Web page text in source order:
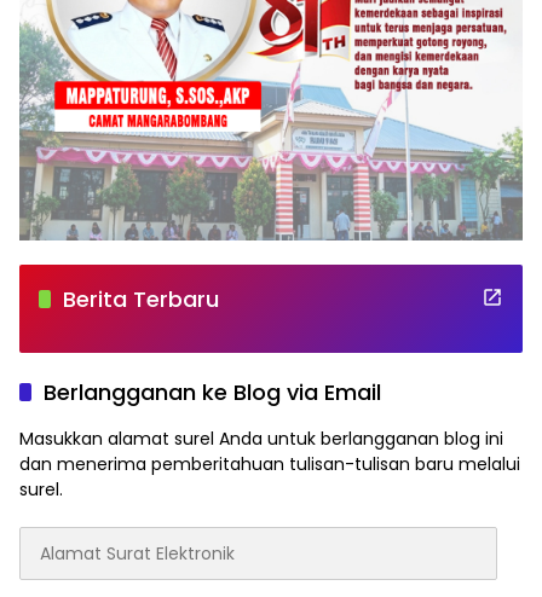
Berita Terbaru
Berlangganan ke Blog via Email
Masukkan alamat surel Anda untuk berlangganan blog ini
dan menerima pemberitahuan tulisan-tulisan baru melalui
surel.
Surat